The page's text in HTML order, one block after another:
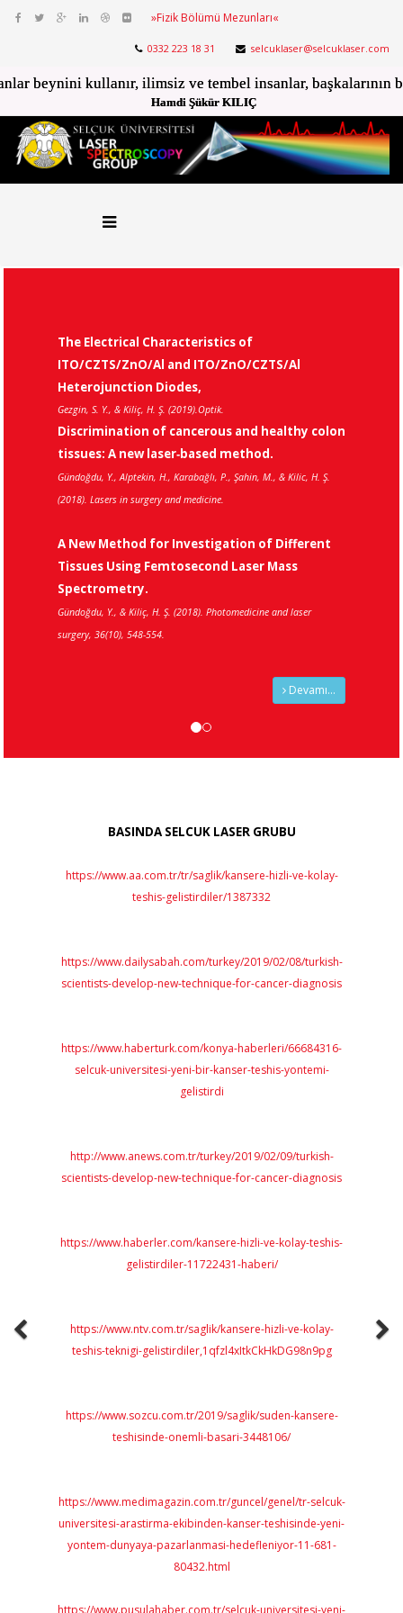
»Fizik Bölümü Mezunları«
0332 223 18 31 selcuklaser@selcuklaser.com
Eger sen kanmazsan kimse seni kandıramaz! Hamdi Şükür KILIÇ
beynini kullanır, ilimsiz ve tembel insanlar, başkalarının
Hamdi Şükür KILIÇ
CZTS/Al
healthy colon
M., & Kilic, H. Ş.
of Different
Mass
and laser
Femtosaniye Laser Z-Scan
Malzemelerin Nonlineer Optik
KEPCEOĞLU, Haziret DURMUŞ,
Teknik Eğitim Fakültesi, Teknik-Online
Yeni Bir Puls Laser Depozisyon
Tasarımı, Üretimi ve
Teknik Eğitim Fakültesi,
Teknik-Online Dergi.
hizli-ve-kolay-
2019/02/08/turkish-
cancer-diagnosis
66684316-
teshis-yontemi-
02/09/turkish-
cancer-diagnosis
ve-kolay-teshis-
hizli-ve-kolay-
suden-kansere-
genel/tr-selcuk-
teshisinde-yeni-
11-681-
YÜKSEK GÜÇLÜ LASER